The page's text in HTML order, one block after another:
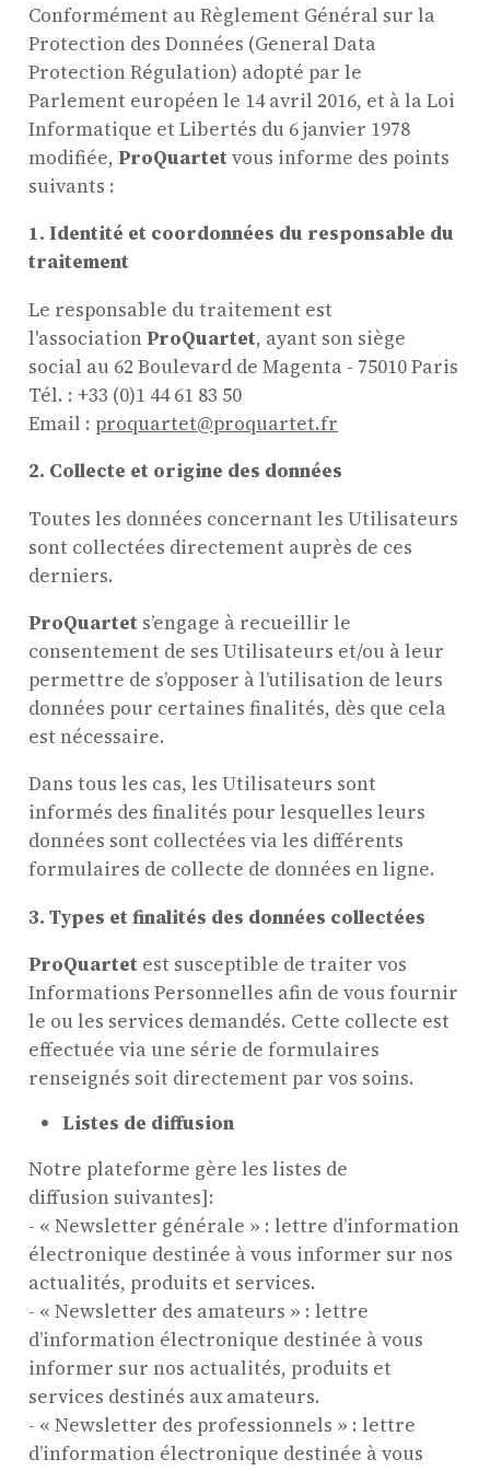
Conformément au Règlement Général sur la
Protection des Données (General Data
Protection Régulation) adopté par le
Parlement européen le 14 avril 2016, et à la Loi
Informatique et Libertés du 6 janvier 1978
modifiée,ProQuartetvous informe des points
suivants :
1. Identité et coordonnées du responsable du
traitement
Le responsable du traitement est
l'associationProQuartet, ayant son siège
social au 62 Boulevard de Magenta - 75010 Paris
Tél. : +33 (0)1 44 61 83 50
Email : proquartet@proquartet.fr
2. Collecte et origine des données
Toutes les données concernant les Utilisateurs
sont collectées directement auprès de ces
derniers.
ProQuartet s’engage à recueillir le
consentement de ses Utilisateurs et/ou à leur
permettre de s’opposer à l’utilisation de leurs
données pour certaines finalités, dès que cela
est nécessaire.
Dans tous les cas, les Utilisateurs sont
informés des finalités pour lesquelles leurs
données sont collectées via les différents
formulaires de collecte de données en ligne.
3. Types et finalités des données collectées
ProQuartet est susceptible de traiter vos
Informations Personnelles afin de vous fournir
le ou les services demandés. Cette collecte est
effectuée via une série de formulaires
renseignés soit directement par vos soins.
Listes de diffusion
Notre plateforme gère les listes de
diffusion suivantes]:
- « Newsletter générale » : lettre d’information
électronique destinée à vous informer sur nos
actualités, produits et services.
- « Newsletter des amateurs » : lettre
d’information électronique destinée à vous
informer sur nos actualités, produits et
services destinés aux amateurs.
- « Newsletter des professionnels » : lettre
d’information électronique destinée à vous